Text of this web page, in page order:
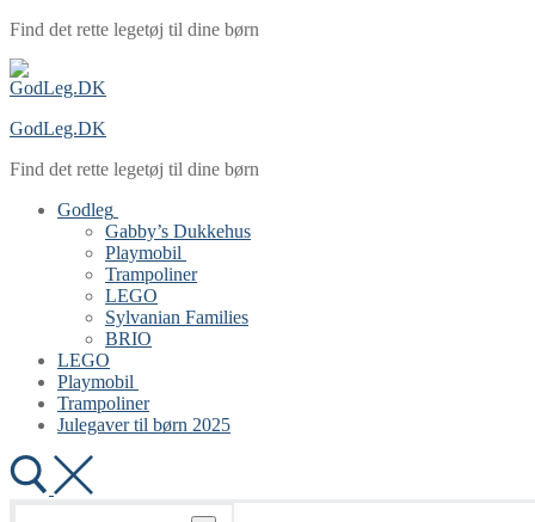
Spring
indhold
Menu
Luk
Find det rette legetøj til dine børn
GodLeg.DK
Find det rette legetøj til dine børn
Godleg
Gabby’s Dukkehus
Playmobil
Trampoliner
LEGO
Sylvanian Families
BRIO
LEGO
Playmobil
Trampoliner
Julegaver til børn 2025